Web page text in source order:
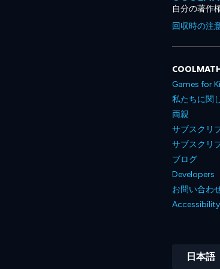
自分の著作
回収時の注
Games for
私たちに関
両親
サブスクリ
サブスクリ
ブログ
Developers
お問い合わ
Accessibility
日本語